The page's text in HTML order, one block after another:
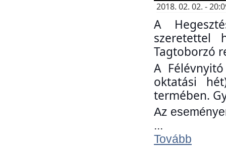
2018. 02. 02. -
A
szeretettel
Tagtoborzó
A
oktatási
termében.
Az
...
Tovább